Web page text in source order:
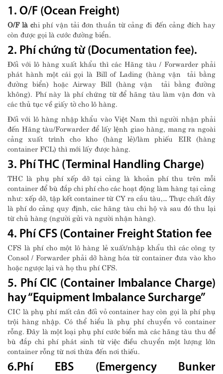
1. O/F (Ocean Freight)
O/F là chi phí vận tải đơn thuần từ cảng đi đến cảng đích hay
còn được gọi là cước đường biển.
2. Phí chứng từ (Documentation fee).
Đối với lô hàng xuất khẩu thì các Hãng tàu / Forwarder phải
phát hành một cái gọi là Bill of Lading (hàng vận tải bằng
đường biển) hoặc Airway Bill (hàng vận tải bằng đường
không). Phí này là phí chứng từ để hãng tàu làm vận đơn và
các thủ tục về giấy tờ cho lô hàng.
Đối với lô hàng nhập khẩu vào Việt Nam thì người nhận phải
đến Hãng tàu/Forwarder để lấy lệnh giao hàng, mang ra ngoài
cảng xuất trình cho kho (hàng lẻ)/làm phiếu EIR (hàng
container FCL) thì mới lấy được hàng.
3. Phí THC (Terminal Handling Charge)
THC là phụ phí xếp dỡ tại cảng là khoản phí thu trên mỗi
container để bù đắp chi phí cho các hoạt động làm hàng tại cảng
như: xếp dỡ, tập kết container từ CY ra cầu tàu,… Thực chất đây
là phí do cảng quy định, các hãng tàu chi hộ và sau đó thu lại
từ chủ hàng (người gửi và người nhận hàng).
4. Phí CFS (Container Freight Station fee
CFS là phí cho một lô hàng lẻ xuất/nhập khẩu thì các công ty
Consol / Forwarder phải dỡ hàng hóa từ container đưa vào kho
hoặc ngược lại và họ thu phí CFS.
5. Phí CIC (Container Imbalance Charge)
hay “Equipment Imbalance Surcharge”
CIC là phụ phí mất cân đối vỏ container hay còn gọi là phí phụ
trội hàng nhập. Có thể hiểu là phụ phí chuyển vỏ container
rỗng. Đây là một loại phụ phí cước biển mà các hãng tàu thu để
bù đắp chi phí phát sinh từ việc điều chuyển một lượng lớn
container rỗng từ nơi thừa đến nơi thiếu.
6.Phí
EBS (Emergency Bunker